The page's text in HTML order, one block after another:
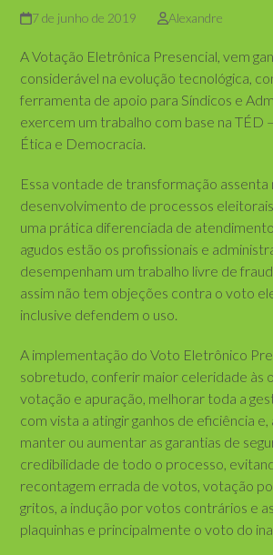
7 de junho de 2019 Alexandre
A Votação Eletrônica Presencial, vem
considerável na evolução tecnológica,
ferramenta de apoio para Síndicos e
exercem um trabalho com base na TÉD
Ética e Democracia.
Essa vontade de transformação assenta
desenvolvimento de processos
uma prática diferenciada de
agudos estão os profissionais e
desempenham um trabalho livre de
assim não tem objeções contra o voto
inclusive defendem o uso.
A implementação do Voto Eletrônico
sobretudo, conferir maior celeridade às
votação e apuração, melhorar toda a
com vista a atingir ganhos de eficiência
manter ou aumentar as garantias de
credibilidade de todo o processo,
recontagem errada de votos, votação
gritos, a indução por votos contrários e
plaquinhas e principalmente o voto do